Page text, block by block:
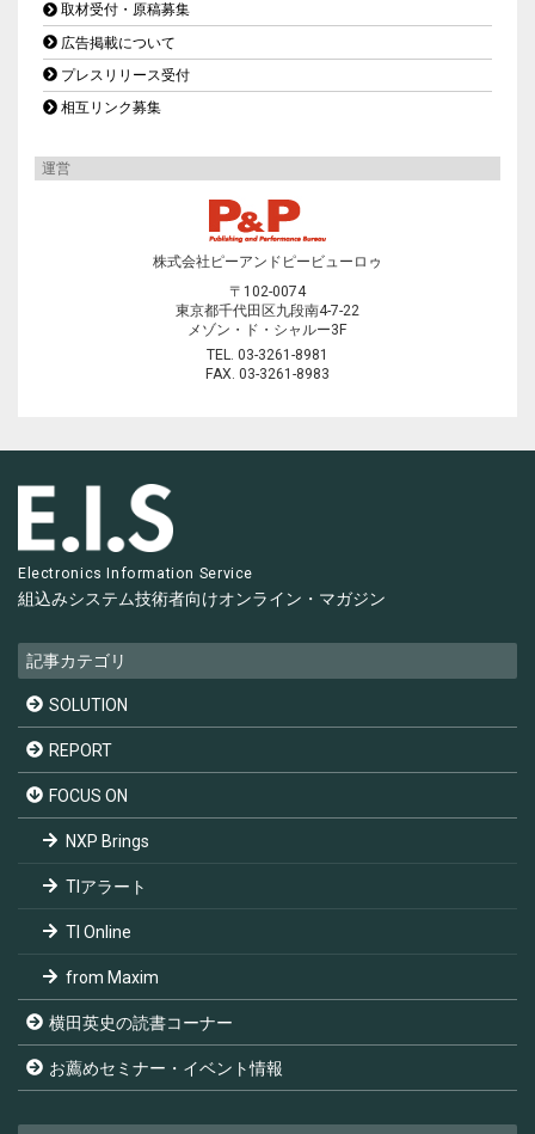
取材受付・原稿募集
広告掲載について
プレスリリース受付
相互リンク募集
運営
株式会社ピーアンドピービューロゥ
〒102-0074
東京都千代田区九段南4-7-22
メゾン・ド・シャルー3F
TEL. 03-3261-8981
FAX. 03-3261-8983
Electronics Information Service
組込みシステム技術者向けオンライン・マガジン
記事カテゴリ
SOLUTION
REPORT
FOCUS ON
NXP Brings
TIアラート
TI Online
from Maxim
横田英史の読書コーナー
お薦めセミナー・イベント情報